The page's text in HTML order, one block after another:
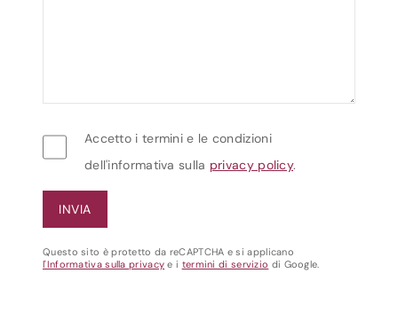
Accetto i termini e le condizioni
dell'informativa sulla privacy policy.
Questo sito è protetto da reCAPTCHA e si applicano
l'Informativa sulla privacy e i termini di servizio di Google.